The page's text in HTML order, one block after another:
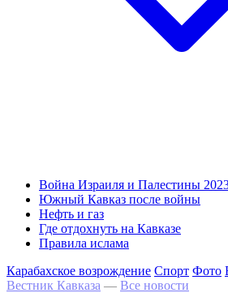
Война Израиля и Палестины
Южный Кавказ после войны
Нефть и газ
Где отдохнуть на Кавказе
Правила ислама
Карабахское возрождение Спорт Фото
Вестник Кавказа — Все новости